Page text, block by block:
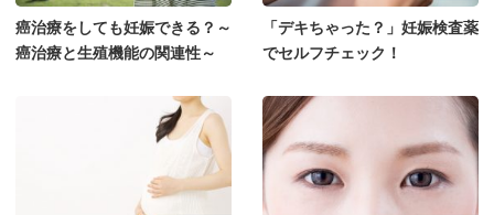
癌治療をしても妊娠できる？～
癌治療と生殖機能の関連性～
「デキちゃった？」妊娠検査薬
でセルフチェック！